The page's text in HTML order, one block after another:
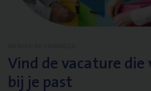
Vind de vacature die
bij je past